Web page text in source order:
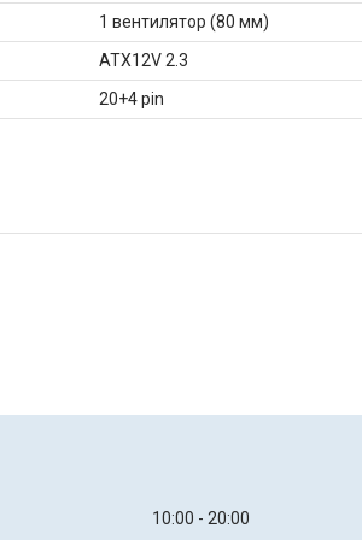
1 вентилятор (80 мм)
ATX12V 2.3
20+4 pin
10:00
20:00